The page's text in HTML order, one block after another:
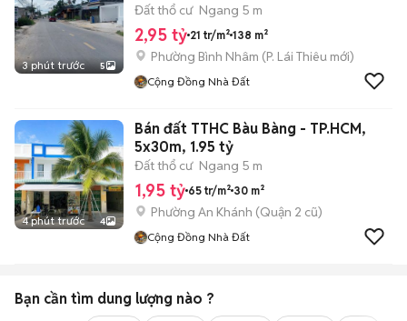
3 phút trước 5
Đất thổ cư Ngang 5 m
2,95 tỷ 21 tr/m² 138 m²
Phường Bình Nhâm (P. Lái Thiêu mới)
Cộng Đồng Nhà Đất
4 phút trước 4
Bán đất TTHC Bàu Bàng - TP.HCM,
5x30m, 1.95 tỷ
Đất thổ cư Ngang 5 m
1,95 tỷ 65 tr/m² 30 m²
Phường An Khánh (Quận 2 cũ)
Cộng Đồng Nhà Đất
Bạn cần tìm dung lượng nào ?